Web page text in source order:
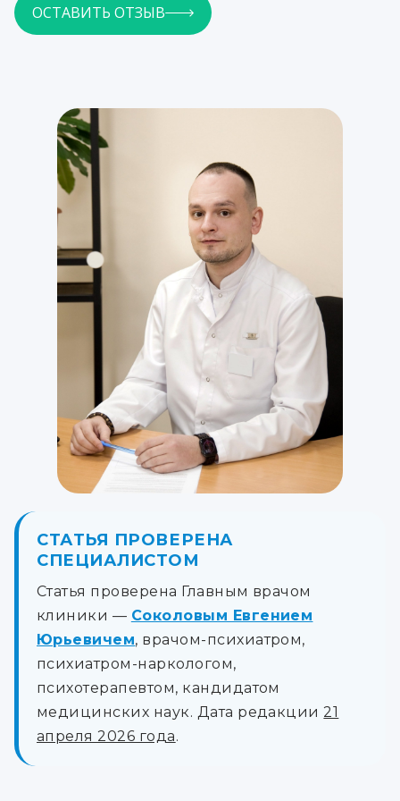
ОСТАВИТЬ ОТЗЫВ
СТАТЬЯ ПРОВЕРЕНА
СПЕЦИАЛИСТОМ
Статья проверена Главным врачом
клиники — Соколовым Евгением
Юрьевичем, врачом-психиатром,
психиатром-наркологом,
психотерапевтом, кандидатом
медицинских наук. Дата редакции21
апреля 2026 года.